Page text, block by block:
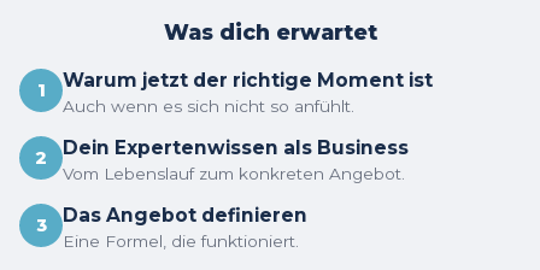
Was dich erwartet
1 Warum jetzt der richtige Moment ist
Auch wenn es sich nicht so anfühlt.
2 Dein Expertenwissen als Business
Vom Lebenslauf zum konkreten Angebot.
3 Das Angebot definieren
Eine Formel, die funktioniert.